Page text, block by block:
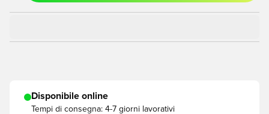
Disponibile online
Tempi di consegna: 4-7 giorni lavorativi